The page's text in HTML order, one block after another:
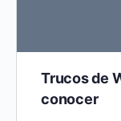
Trucos de
conocer